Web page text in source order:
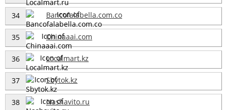
34 Bancofalabella.com.co
35 Chinaaai.com
36 Localmart.kz
37 Sbytok.kz
38 Nashavito.ru